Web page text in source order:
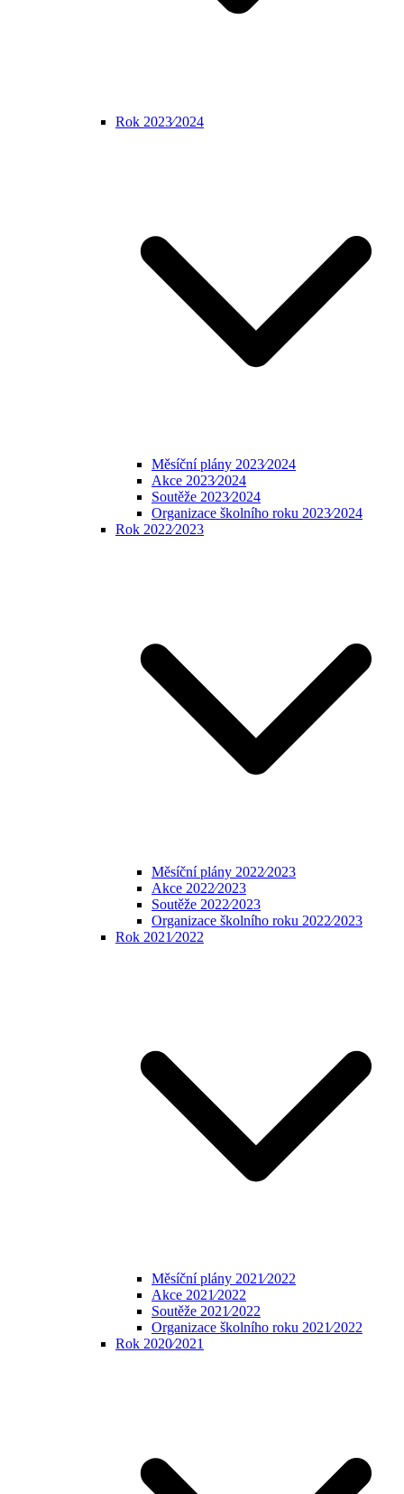
Rok 2023⁄2024
Měsíční plány 2023⁄2024
Akce 2023⁄2024
Soutěže 2023⁄2024
Organizace školního roku 2023⁄2024
Rok 2022⁄2023
Měsíční plány 2022⁄2023
Akce 2022⁄2023
Soutěže 2022⁄2023
Organizace školního roku 2022⁄2023
Rok 2021⁄2022
Měsíční plány 2021⁄2022
Akce 2021⁄2022
Soutěže 2021⁄2022
Organizace školního roku 2021⁄2022
Rok 2020⁄2021